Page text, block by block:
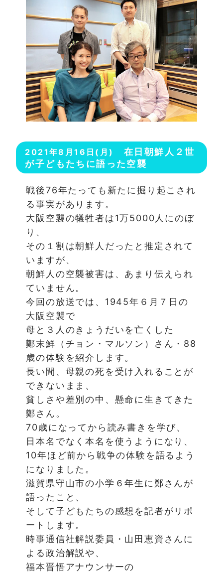
2021年8月16日(月)
在日朝鮮人２世
が子どもたちに語った空襲
戦後76年たっても新たに掘り起こされ
る事実があります。
大阪空襲の犠牲者は1万5000人にのぼ
り、
その１割は朝鮮人だったと推定されて
いますが、
朝鮮人の空襲被害は、あまり伝えられ
ていません。
今回の放送では、1945年６月７日の
大阪空襲で
母と３人のきょうだいを亡くした
鄭末鮮（チョン・マルソン）さん・88
歳の体験を紹介します。
長い間、母親の死を受け入れることが
できないまま、
貧しさや差別の中、懸命に生きてきた
鄭さん。
70歳になってから読み書きを学び、
日本名でなく本名を使うようになり、
10年ほど前から戦争の体験を語るよう
になりました。
滋賀県守山市の小学６年生に鄭さんが
語ったこと、
そして子どもたちの感想を記者がリポ
ートします。
時事通信社解説委員・山田恵資さんに
よる政治解説や、
福本晋悟アナウンサーの